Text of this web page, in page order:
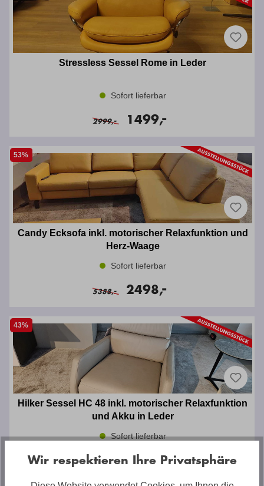
Stressless Sessel Rome in Leder
Sofort lieferbar
2999,
- 1499,
-
53%
Candy Ecksofa inkl. motorischer Relaxfunktion und
Herz-Waage
Sofort lieferbar
5388,
- 2498,
-
43%
Hilker Sessel HC 48 inkl. motorischer Relaxfunktion
und Akku in Leder
Sofort lieferbar
3516,
- 1999,
-
Wir respektieren Ihre Privatsphäre